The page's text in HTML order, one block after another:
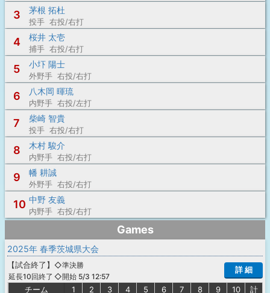
3 茅根 拓杜
投手 右投/右打
4 桜井 太壱
捕手 右投/右打
5 小圷 陽士
外野手 右投/右打
6 八木岡 暉琉
内野手 右投/左打
7 柴崎 智貴
投手 右投/右打
8 木村 駿介
内野手 右投/右打
9 幡 耕誠
外野手 右投/右打
10 中野 友義
内野手 右投/右打
Games
2025年 春季茨城県大会
【試合終了 】
延長10回終了
◇準決勝
◇開始 5/3 12:57
詳 細
チーム 1 2 3 4 5 6 7 8 9 10
計